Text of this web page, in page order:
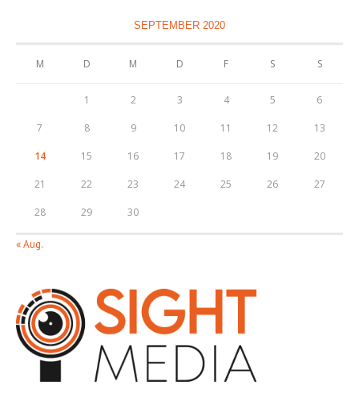
SEPTEMBER 2020
M D M D F S S
1 2 3 4 5 6
7 8 9 10 11 12 13
14 15 16 17 18 19 20
21 22 23 24 25 26 27
28 29 30
« Aug.